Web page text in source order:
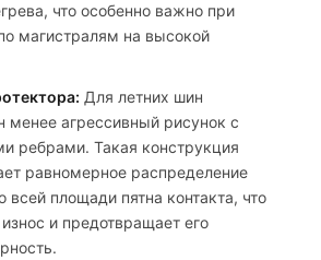
что особенно важно при
магистралям на высокой
Для летних шин
менее агрессивный рисунок с
ребрами. Такая конструкция
равномерное распределение
всей площади пятна контакта, что
и предотвращает его